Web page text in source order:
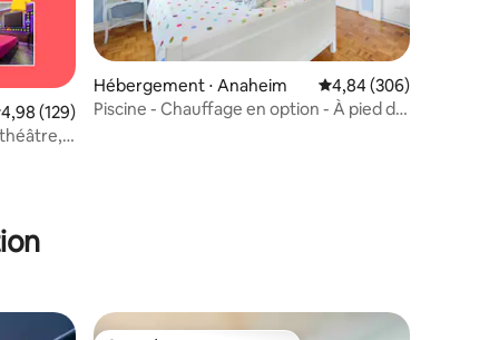
: 4,98 sur 5
moyenne sur la base de 129 commentaires : 4,98 sur 5
4,98 (129)
Hébergement ⋅ Anaheim Évaluation moyenne
4,84 (306)
Piscine - Chauffage en option - À pied de